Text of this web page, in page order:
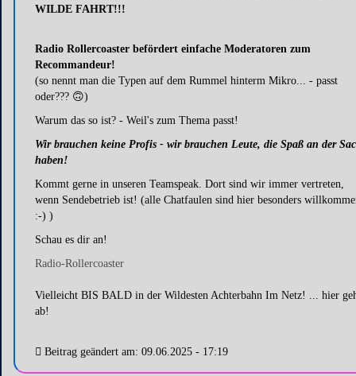
WILDE FAHRT!!!
Radio Rollercoaster befördert einfache Moderatoren zum
Recommandeur!
(so nennt man die Typen auf dem Rummel hinterm Mikro... - passt
oder??? 🙃)
Warum das so ist? - Weil's zum Thema passt!
Wir brauchen keine Profis - wir brauchen Leute, die Spaß an der
haben!
Kommt gerne in unseren Teamspeak. Dort sind wir immer vertreten,
wenn Sendebetrieb ist! (alle Chatfaulen sind hier besonders
:-) )
Schau es dir an!
Radio-Rollercoaster
Vielleicht BIS BALD in der Wildesten Achterbahn Im Netz! ... hier
ab!
Beitrag geändert am: 09.06.2025 - 17:19